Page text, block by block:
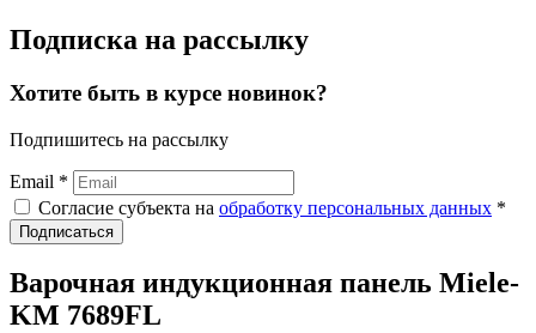
Подписка на рассылку
Хотите быть в курсе новинок?
Подпишитесь на рассылку
Email *
Согласие субъекта на обработку персональных данных *
Подписаться
Варочная индукционная панель Miele-
KM 7689FL